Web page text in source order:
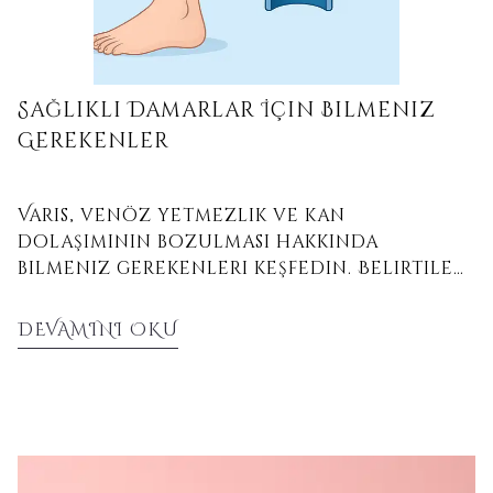
Sağlıklı Damarlar İçin Bilmeniz
Gerekenler
Varis, venöz yetmezlik ve kan
dolaşımının bozulması hakkında
bilmeniz gerekenleri keşfedin. Belirtiler,
sağlığını destekleyen doğal öneriler.
DEVAMINI OKU